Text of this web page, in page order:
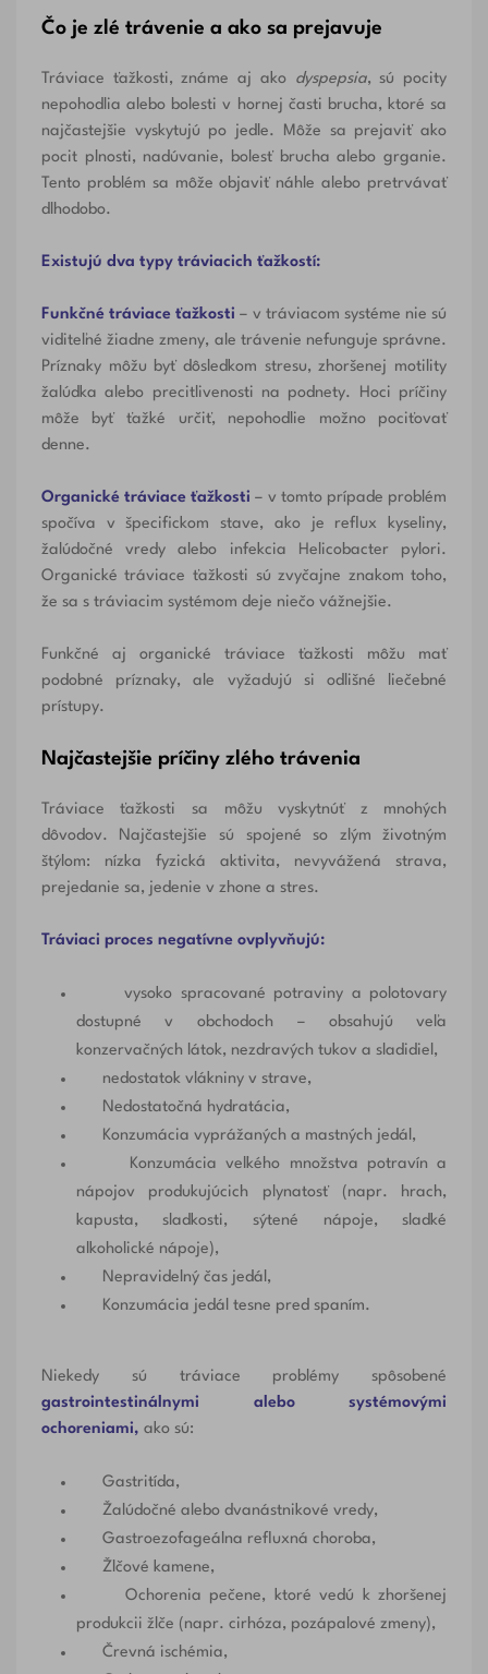
Čo je zlé trávenie a ako sa prejavuje
Tráviace ťažkosti, známe aj ako dyspepsia, sú pocity
nepohodlia alebo bolesti v hornej časti brucha, ktoré sa
najčastejšie vyskytujú po jedle. Môže sa prejaviť ako
pocit plnosti, nadúvanie, bolesť brucha alebo grganie.
Tento problém sa môže objaviť náhle alebo pretrvávať
dlhodobo.
Existujú dva typy tráviacich ťažkostí:
Funkčné tráviace ťažkosti – v tráviacom systéme nie sú
viditeľné žiadne zmeny, ale trávenie nefunguje správne.
Príznaky môžu byť dôsledkom stresu, zhoršenej motility
žalúdka alebo precitlivenosti na podnety. Hoci príčiny
môže byť ťažké určiť, nepohodlie možno pociťovať
denne.
Organické tráviace ťažkosti – v tomto prípade problém
spočíva v špecifickom stave, ako je reflux kyseliny,
žalúdočné vredy alebo infekcia Helicobacter pylori.
Organické tráviace ťažkosti sú zvyčajne znakom toho,
že sa s tráviacim systémom deje niečo vážnejšie.
Funkčné aj organické tráviace ťažkosti môžu mať
podobné príznaky, ale vyžadujú si odlišné liečebné
prístupy.
Najčastejšie príčiny zlého trávenia
Tráviace ťažkosti sa môžu vyskytnúť z mnohých
dôvodov. Najčastejšie sú spojené so zlým životným
štýlom: nízka fyzická aktivita, nevyvážená strava,
prejedanie sa, jedenie v zhone a stres.
Tráviaci proces negatívne ovplyvňujú:
vysoko spracované potraviny a polotovary
dostupné v obchodoch – obsahujú veľa
konzervačných látok, nezdravých tukov a sladidiel,
nedostatok vlákniny v strave,
Nedostatočná hydratácia,
Konzumácia vyprážaných a mastných jedál,
Konzumácia veľkého množstva potravín a
nápojov produkujúcich plynatosť (napr. hrach,
kapusta, sladkosti, sýtené nápoje, sladké
alkoholické nápoje),
Nepravidelný čas jedál,
Konzumácia jedál tesne pred spaním.
Niekedy sú tráviace problémy spôsobené
gastrointestinálnymi alebo systémovými
ochoreniami, ako sú:
Gastritída,
Žalúdočné alebo dvanástnikové vredy,
Gastroezofageálna refluxná choroba,
Žlčové kamene,
Ochorenia pečene, ktoré vedú k zhoršenej
produkcii žlče (napr. cirhóza, pozápalové zmeny),
Črevná ischémia,